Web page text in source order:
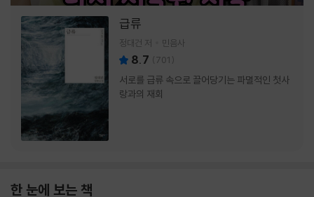
급류
정대건 저 민음사
8.7 (701 )
서로를 급류 속으로 끌어당기는 파멸적인 첫사
랑과의 재회
한 눈에 보는 책